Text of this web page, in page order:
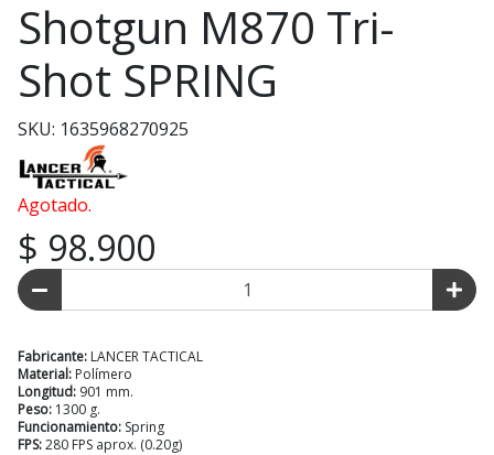
Shotgun M870 Tri-
Shot SPRING
SKU: 1635968270925
Agotado.
$ 98.900
Fabricante: LANCER TACTICAL
Material: Polímero
Longitud: 901 mm.
Peso: 1300 g.
Funcionamiento: Spring
FPS:280 FPS aprox. (0.20g)